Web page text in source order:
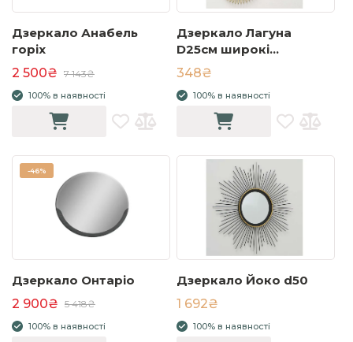
Дзеркало Анабель
горіх
2 500₴ 7 143₴
100% в наявності
Дзеркало Лагуна
D25см широкі
пелюстки
348₴
100% в наявності
-46%
Дзеркало Онтаріо
2 900₴ 5 418₴
100% в наявності
Дзеркало Йоко d50
1 692₴
100% в наявності